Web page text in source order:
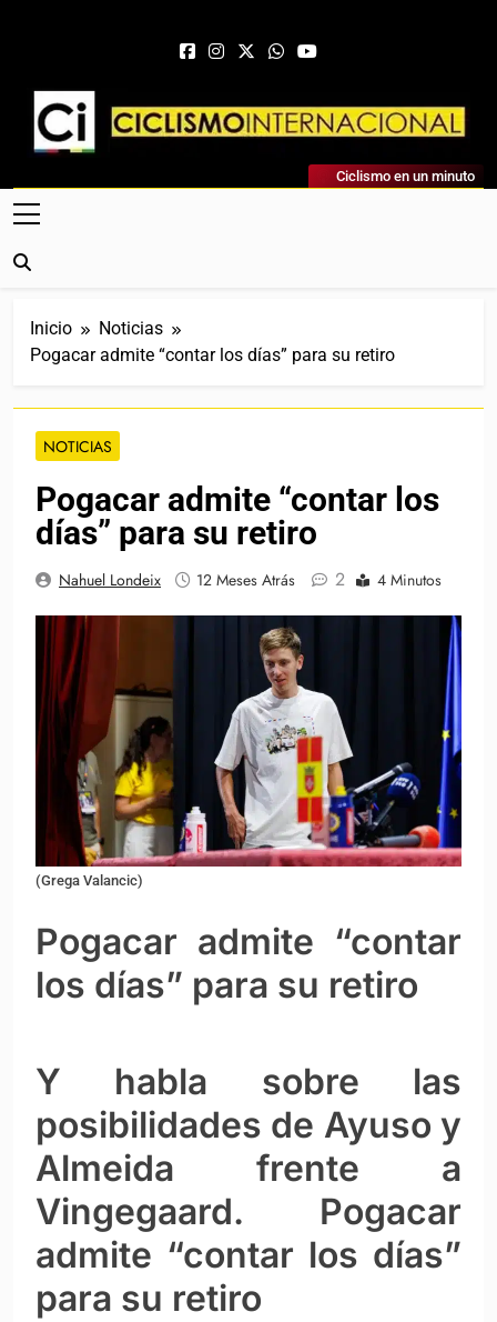
Ciclismo Internacional
Web Dedicada Al Ciclismo Mundial. Entrevistas, Análisis,
Crónicas, Previas Y Más. La Web Ciclista De Referencia.
Ciclismo en un minuto
Inicio
Noticias
Pogacar admite “contar los días” para su retiro
NOTICIAS
Pogacar admite “contar los
días” para su retiro
Nahuel Londeix 12 Meses Atrás 2 4 Minutos
(Grega Valancic)
Pogacar admite “contar
los días” para su retiro
Y habla sobre las
posibilidades de Ayuso y
Almeida frente a
Vingegaard. Pogacar
admite “contar los días”
para su retiro